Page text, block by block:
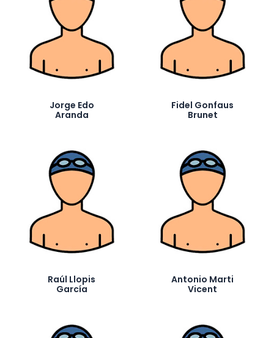
Jorge Edo
Aranda
Fidel Gonfaus
Brunet
Raúl Llopis
García
Antonio Marti
Vicent